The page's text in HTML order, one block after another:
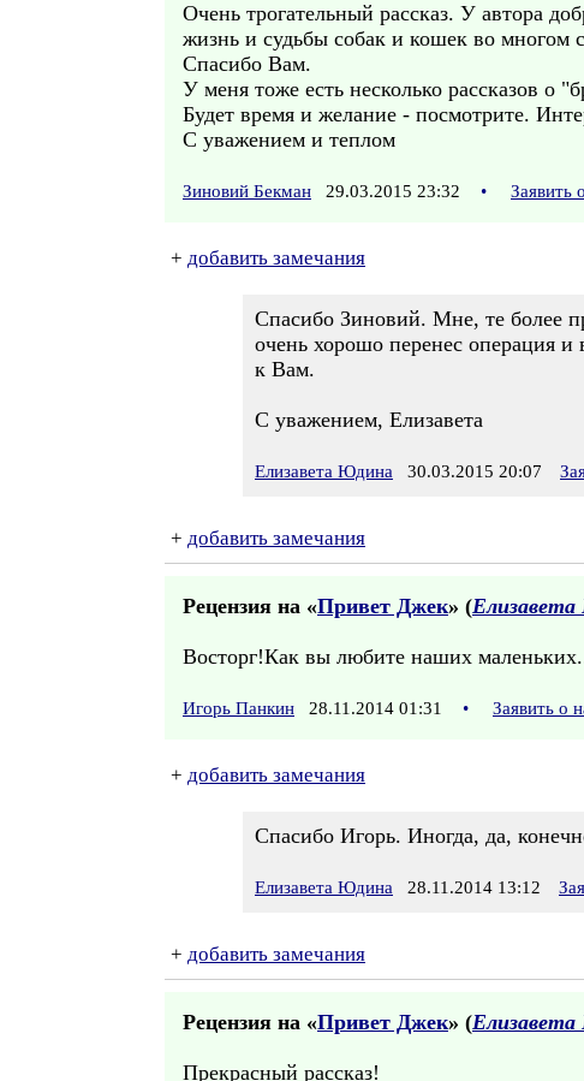
Очень трогательный рассказ. У автора
жизнь и судьбы собак и кошек во многом
Спасибо Вам.
У меня тоже есть несколько рассказов о
Будет время и желание - посмотрите.
С уважением и теплом
Зиновий Бекман 29.03.2015 23:32 • Заявить
+ добавить замечания
Спасибо Зиновий. Мне, те более
очень хорошо перенес операция и
к Вам.
С уважением, Елизавета
Елизавета Юдина 30.03.2015 20:07
+ добавить замечания
Рецензия на «Привет Джек» (
Восторг!Как вы любите наших
Игорь Панкин 28.11.2014 01:31 • Заявить о
+ добавить замечания
Спасибо Игорь. Иногда, да,
Елизавета Юдина 28.11.2014 13:12
+ добавить замечания
Рецензия на «Привет Джек» (
Прекрасный рассказ!